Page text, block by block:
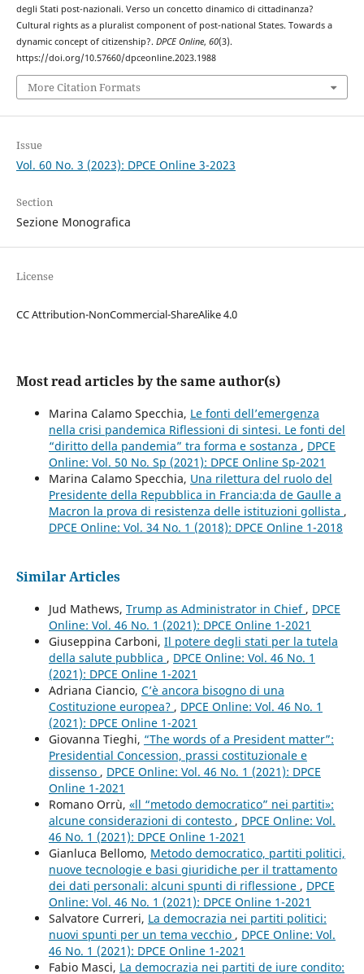
degli Stati post-nazionali. Verso un concetto dinamico di cittadinanza?
Cultural rights as a pluralist component of post-national States. Towards a
dynamic concept of citizenship?. DPCE Online, 60(3).
https://doi.org/10.57660/dpceonline.2023.1988
More Citation Formats
Issue
Vol. 60 No. 3 (2023): DPCE Online 3-2023
Section
Sezione Monografica
License
CC Attribution-NonCommercial-ShareAlike 4.0
Most read articles by the same author(s)
Marina Calamo Specchia, Le fonti dell’emergenza
nella crisi pandemica Riflessioni di sintesi. Le fonti del
“diritto della pandemia” tra forma e sostanza , DPCE
Online: Vol. 50 No. Sp (2021): DPCE Online Sp-2021
Marina Calamo Specchia, Una rilettura del ruolo del
Presidente della Repubblica in Francia:da de Gaulle a
Macron la prova di resistenza delle istituzioni gollista ,
DPCE Online: Vol. 34 No. 1 (2018): DPCE Online 1-2018
Similar Articles
Jud Mathews, Trump as Administrator in Chief , DPCE
Online: Vol. 46 No. 1 (2021): DPCE Online 1-2021
Giuseppina Carboni, Il potere degli stati per la tutela
della salute pubblica , DPCE Online: Vol. 46 No. 1
(2021): DPCE Online 1-2021
Adriana Ciancio, C’è ancora bisogno di una
Costituzione europea? , DPCE Online: Vol. 46 No. 1
(2021): DPCE Online 1-2021
Giovanna Tieghi, “The words of a President matter”:
Presidential Concession, prassi costituzionale e
dissenso , DPCE Online: Vol. 46 No. 1 (2021): DPCE
Online 1-2021
Romano Orrù, «ll “metodo democratico” nei partiti»:
alcune considerazioni di contesto , DPCE Online: Vol.
46 No. 1 (2021): DPCE Online 1-2021
Gianluca Bellomo, Metodo democratico, partiti politici,
nuove tecnologie e basi giuridiche per il trattamento
dei dati personali: alcuni spunti di riflessione , DPCE
Online: Vol. 46 No. 1 (2021): DPCE Online 1-2021
Salvatore Curreri, La democrazia nei partiti politici:
nuovi spunti per un tema vecchio , DPCE Online: Vol.
46 No. 1 (2021): DPCE Online 1-2021
Fabio Masci, La democrazia nei partiti de iure condito: